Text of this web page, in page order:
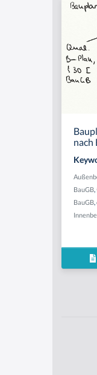
nach
BauGB,
BauGB,